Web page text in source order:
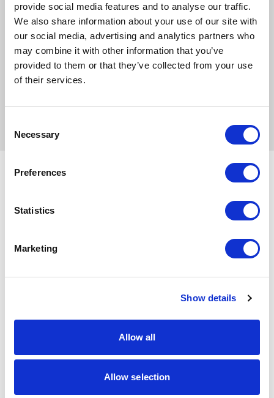
provide social media features and to analyse our traffic.
We also share information about your use of our site with
our social media, advertising and analytics partners who
may combine it with other information that you’ve
provided to them or that they’ve collected from your use
of their services.
Selection
Necessary
Preferences
Statistics
Marketing
Show details
Allow all
Allow selection
DODAJ KOMENTARZ
POPRZEDNI NEWS
NASTĘPNY NEWS
Partnerzy współpracujący